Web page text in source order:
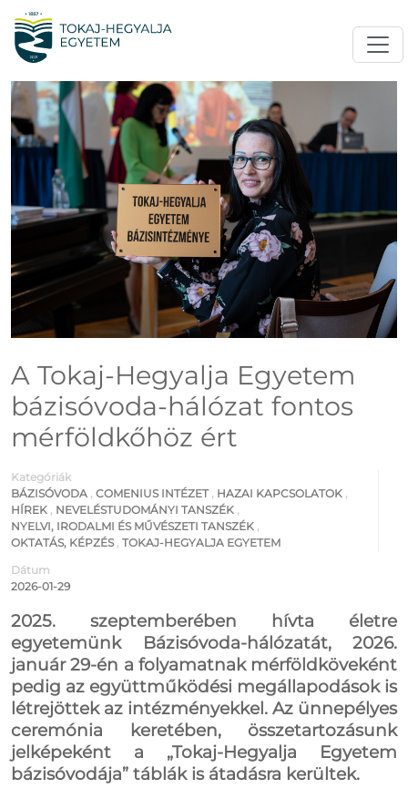
A Tokaj-Hegyalja Egyetem
bázisóvoda-hálózat fontos
mérföldkőhöz ért
Kategóriák
BÁZISÓVODA , COMENIUS INTÉZET, HAZAI KAPCSOLATOK ,
HÍREK , NEVELÉSTUDOMÁNYI TANSZÉK ,
NYELVI, IRODALMI ÉS MŰVÉSZETI TANSZÉK ,
OKTATÁS, KÉPZÉS, TOKAJ-HEGYALJA EGYETEM
Dátum
2026-01-29
2025. szeptemberében hívta életre
egyetemünk Bázisóvoda-hálózatát, 2026.
január 29-én a folyamatnak mérföldköveként
pedig az együttműködési megállapodások is
létrejöttek az intézményekkel. Az ünnepélyes
ceremónia keretében, összetartozásunk
jelképeként a „Tokaj-Hegyalja Egyetem
bázisóvodája” táblák is átadásra kerültek.